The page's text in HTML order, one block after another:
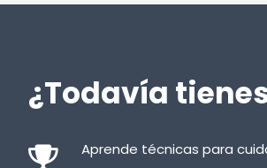
¿Todavía
Aprende técnicas para